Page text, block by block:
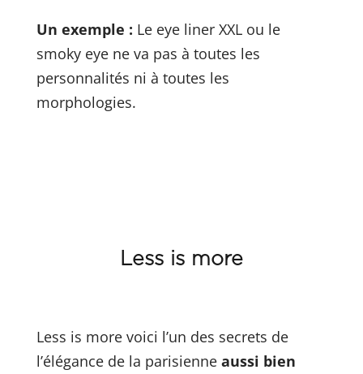
Un exemple : Le eye liner XXL ou le
smoky eye ne va pas à toutes les
personnalités ni à toutes les
morphologies.
Less is more
Less is more voici l’un des secrets de
l’élégance de la parisienne aussi bien